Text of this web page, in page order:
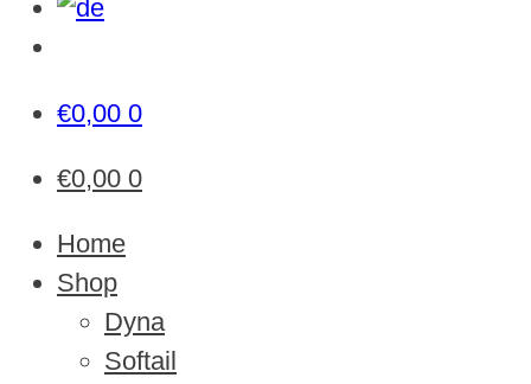
€0,00 0
€0,00 0
Home
Shop
Dyna
Softail